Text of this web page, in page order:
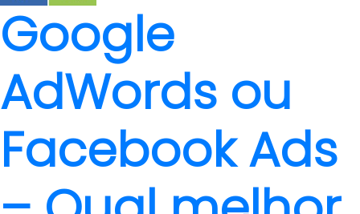
Google
AdWords ou
Facebook Ads